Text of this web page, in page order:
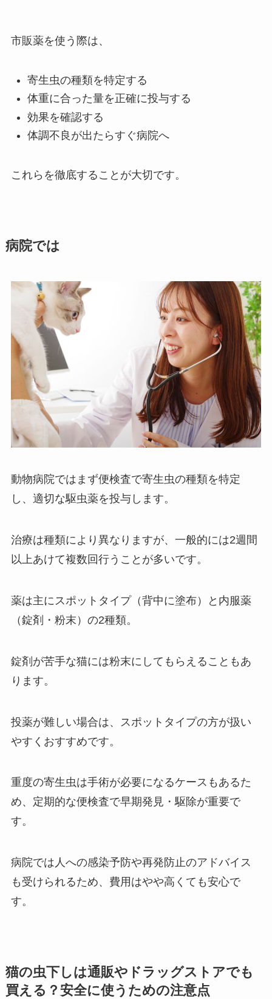
市販薬を使う際は、
寄生虫の種類を特定する
体重に合った量を正確に投与する
効果を確認する
体調不良が出たらすぐ病院へ
これらを徹底することが大切です。
病院では
動物病院ではまず便検査で寄生虫の種類を特定
し、適切な駆虫薬を投与します。
治療は種類により異なりますが、一般的には2週間
以上あけて複数回行うことが多いです。
薬は主にスポットタイプ（背中に塗布）と内服薬
（錠剤・粉末）の2種類。
錠剤が苦手な猫には粉末にしてもらえることもあ
ります。
投薬が難しい場合は、スポットタイプの方が扱い
やすくおすすめです。
重度の寄生虫は手術が必要になるケースもあるた
め、定期的な便検査で早期発見・駆除が重要で
す。
病院では人への感染予防や再発防止のアドバイス
も受けられるため、費用はやや高くても安心で
す。
猫の虫下しは通販やドラッグストアでも
買える？安全に使うための注意点